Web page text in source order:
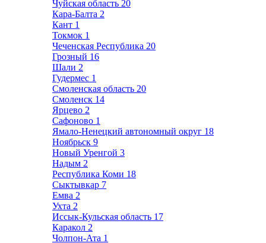
Чуйская область 20
Кара-Балта 2
Кант 1
Токмок 1
Чеченская Республика 20
Грозный 16
Шали 2
Гудермес 1
Смоленская область 20
Смоленск 14
Ярцево 2
Сафоново 1
Ямало-Ненецкий автономный округ 18
Ноябрьск 9
Новый Уренгой 3
Надым 2
Республика Коми 18
Сыктывкар 7
Емва 2
Ухта 2
Иссык-Кульская область 17
Каракол 2
Чолпон-Ата 1